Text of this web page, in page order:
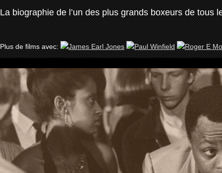
La biographie de l’un des plus grands boxeurs de tous
Plus de films avec: